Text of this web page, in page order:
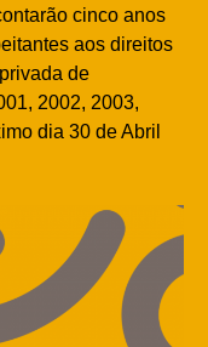
cinco anos
aos direitos
de
2002, 2003,
dia 30 de Abril